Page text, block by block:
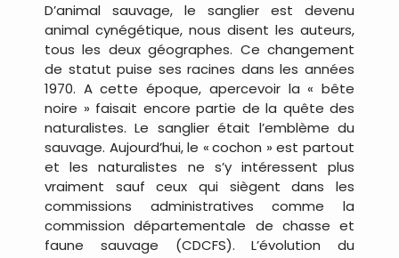
D’animal sauvage, le sanglier est devenu
animal cynégétique, nous disent les auteurs,
tous les deux géographes. Ce changement
de statut puise ses racines dans les années
1970. A cette époque, apercevoir la « bête
noire » faisait encore partie de la quête des
naturalistes. Le sanglier était l’emblème du
sauvage. Aujourd’hui, le «cochon » est partout
et les naturalistes ne s’y intéressent plus
vraiment sauf ceux qui siègent dans les
commissions administratives comme la
commission départementale de chasse et
faune sauvage (CDCFS). L’évolution du